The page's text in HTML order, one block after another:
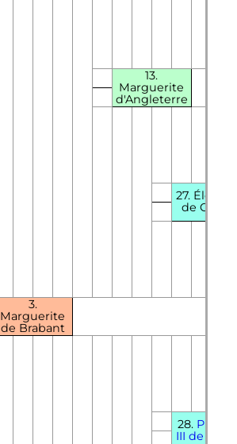
13.
Marguerite
d'Angleterre
27.
de
3.
Marguerite
de Brabant
28.
III de